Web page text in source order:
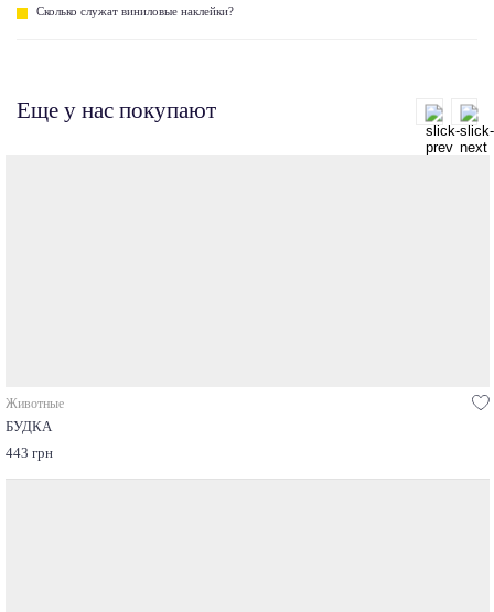
Сколько служат виниловые наклейки?
Еще у нас покупают
Животные
БУДКА
443 грн